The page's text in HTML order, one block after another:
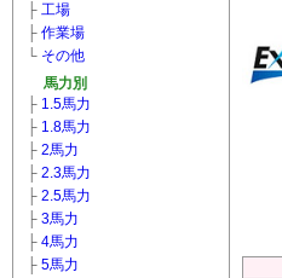
├ 工場
├ 作業場
└ その他
馬力別
├ 1.5馬力
├ 1.8馬力
├ 2馬力
├ 2.3馬力
├ 2.5馬力
├ 3馬力
├ 4馬力
├ 5馬力